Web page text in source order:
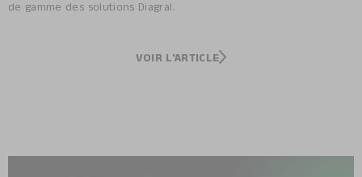
de gamme des solutions Diagral.
VOIR L'ARTICLE